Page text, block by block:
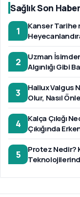
Sağlık Son
1
Kanser Tarihe
2
Uzman
Algınlığı Gibi
3
Hallux Valgus
Olur, Nasıl
4
Kalça Çıkığı
Çıkığında
5
Protez Nedir?